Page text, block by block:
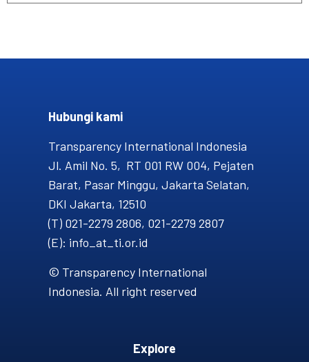
Hubungi kami​
Transparency International Indonesia
Jl. Amil No. 5, RT 001 RW 004, Pejaten
Barat, Pasar Minggu, Jakarta Selatan,
DKI Jakarta, 12510
(T) 021-2279 2806, 021-2279 2807
(E): info_at_ti.or.id
© Transparency International
Indonesia. All right reserved
Explore